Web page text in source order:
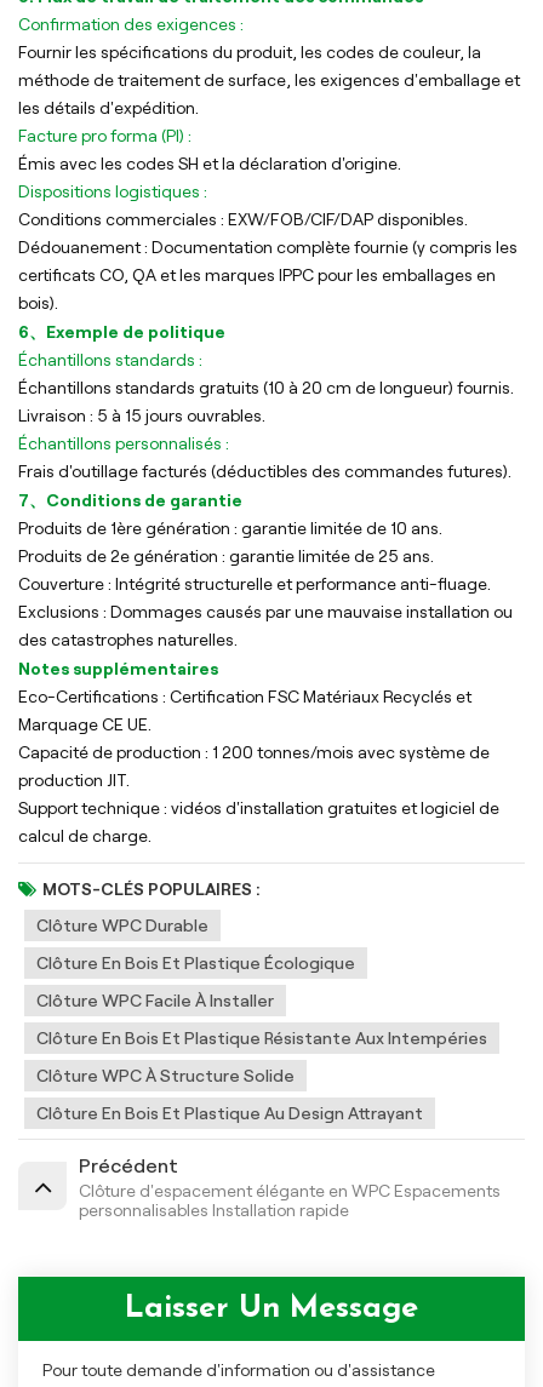
Confirmation des exigences :
Fournir les spécifications du produit, les codes de couleur, la
méthode de traitement de surface, les exigences d'emballage et
les détails d'expédition.
Facture pro forma (PI) :
Émis avec les codes SH et la déclaration d'origine.
Dispositions logistiques :
Conditions commerciales : EXW/FOB/CIF/DAP disponibles.
Dédouanement : Documentation complète fournie (y compris les
certificats CO, QA et les marques IPPC pour les emballages en
bois).
6、Exemple de politique
Échantillons standards :
Échantillons standards gratuits (10 à 20 cm de longueur) fournis.
Livraison : 5 à 15 jours ouvrables.
Échantillons personnalisés :
Frais d'outillage facturés (déductibles des commandes futures).
7、Conditions de garantie
Produits de 1ère génération : garantie limitée de 10 ans.
Produits de 2e génération : garantie limitée de 25 ans.
Couverture : Intégrité structurelle et performance anti-fluage.
Exclusions : Dommages causés par une mauvaise installation ou
des catastrophes naturelles.
Notes supplémentaires
Eco-Certifications : Certification FSC Matériaux Recyclés et
Marquage CE UE.
Capacité de production : 1 200 tonnes/mois avec système de
production JIT.
Support technique : vidéos d'installation gratuites et logiciel de
calcul de charge.
MOTS-CLÉS POPULAIRES :
Clôture WPC Durable
Clôture En Bois Et Plastique Écologique
Clôture WPC Facile À Installer
Clôture En Bois Et Plastique Résistante Aux Intempéries
Clôture WPC À Structure Solide
Clôture En Bois Et Plastique Au Design Attrayant
Précédent
Clôture d'espacement élégante en WPC Espacements
personnalisables Installation rapide
Laisser Un Message
Pour toute demande d'information ou d'assistance